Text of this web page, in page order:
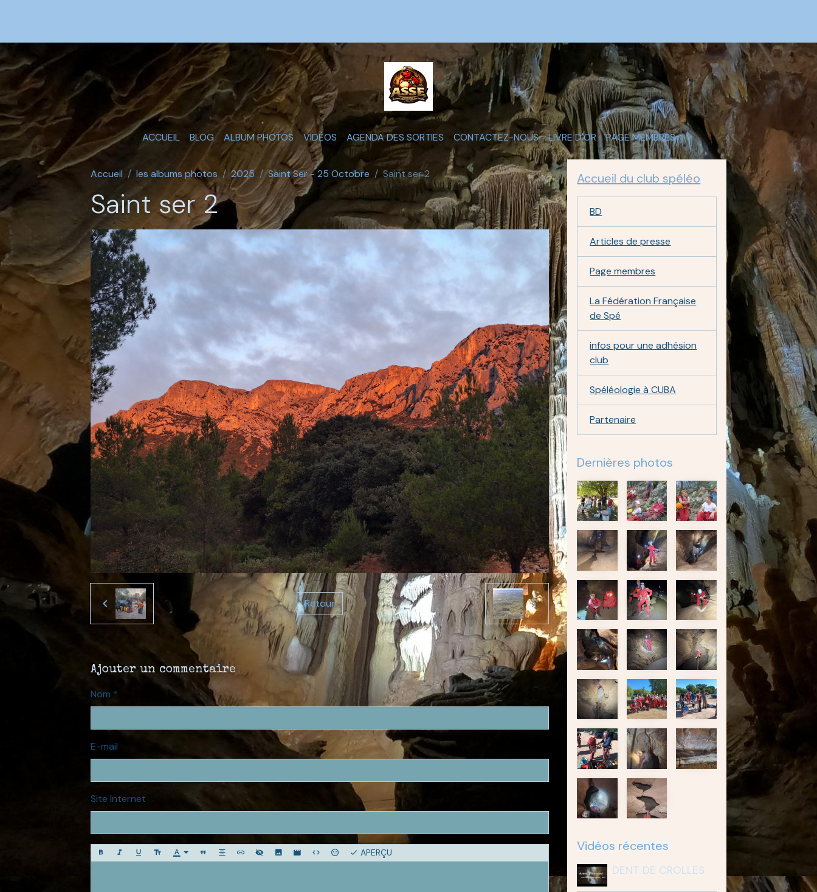
ACCUEIL BLOG ALBUM PHOTOS VIDÉOS AGENDA DES SORTIES CONTACTEZ-NOUS LIVRE D'OR PAGE MEMBRES
Accueil les albums photos 2025 Saint Ser - 25 Octobre Saint ser 2
Saint ser 2
Retour
Ajouter un commentaire
Nom
E-mail
Site Internet
APERÇU
Accueil du club spéléo
BD
Articles de presse
Page membres
La Fédération Française
de Spé
infos pour une adhésion
club
Spéléologie à CUBA
Partenaire
Dernières photos
Vidéos récentes
DENT DE CROLLES